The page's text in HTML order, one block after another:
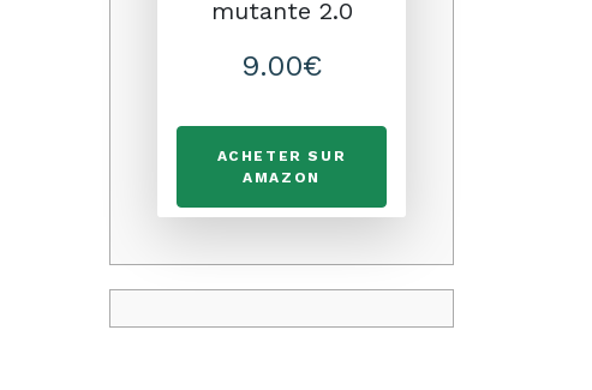
mutante 2.0
9.00€
ACHETER SUR
AMAZON